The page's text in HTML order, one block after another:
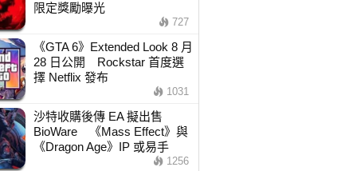
限定獎勵曝光
727
《GTA 6》Extended Look 8 月
28 日公開 Rockstar 首度選
擇 Netflix 發布
1031
沙特收購後傳 EA 擬出售
BioWare 《Mass Effect》與
《Dragon Age》IP 或易手
1256